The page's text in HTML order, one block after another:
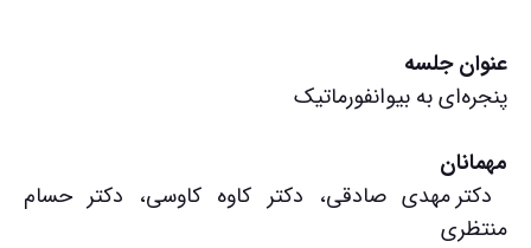
عنوان جلسه
پنجره‌ای به بیوانفورماتیک
مهمانان
دکتر مهدی صادقی، دکتر کاوه کاوسی، دکتر حسام
منتظری